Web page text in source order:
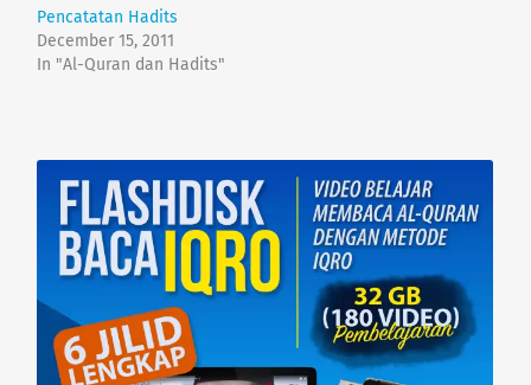
i
t
t
e
n
i
n
n
e
w
w
i
o
w
)
c
e
b
o
e
s
i
n
n
e
w
w
n
d
o
w
)
Pencatatan Hadits
December 15, 2011
In "Al-Quran dan Hadits"